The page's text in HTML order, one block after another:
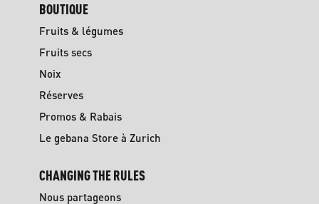
BOUTIQUE
Fruits & légumes
Fruits secs
Noix
Réserves
Promos & Rabais
Le gebana Store à Zurich
CHANGING THE RULES
Nous partageons